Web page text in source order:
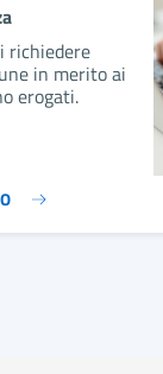
richiedere
in merito ai
erogati.